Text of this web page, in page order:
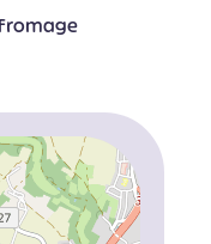
Fromage